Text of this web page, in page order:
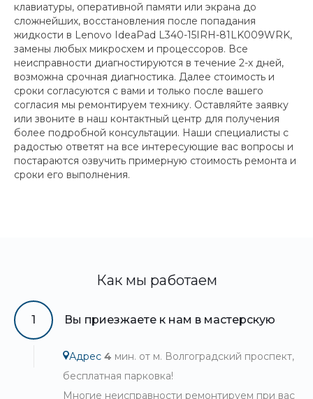
клавиатуры, оперативной памяти или экрана до
сложнейших, восстановления после попадания
жидкости в Lenovo IdeaPad L340-15IRH-81LK009WRK,
замены любых микросхем и процессоров. Все
неисправности диагностируются в течение 2-х дней,
возможна срочная диагностика. Далее стоимость и
сроки согласуются с вами и только после вашего
согласия мы ремонтируем технику. Оставляйте заявку
или звоните в наш контактный центр для получения
более подробной консультации. Наши специалисты с
радостью ответят на все интересующие вас вопросы и
постараются озвучить примерную стоимость ремонта и
сроки его выполнения.
Как мы работаем
1 Вы приезжаете к нам в мастерскую
Адрес 4 мин. от м. Волгоградский проспект,
бесплатная парковка!
Многие неисправности ремонтируем при вас